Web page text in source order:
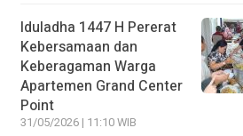
Iduladha 1447 H Pererat
Kebersamaan dan
Keberagaman Warga
Apartemen Grand Center
Point
31/05/2026 | 11:10 WIB